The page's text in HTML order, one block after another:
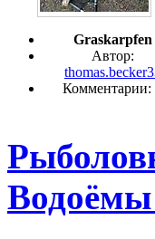
Graskarpfen
Автор:
Комментарии: